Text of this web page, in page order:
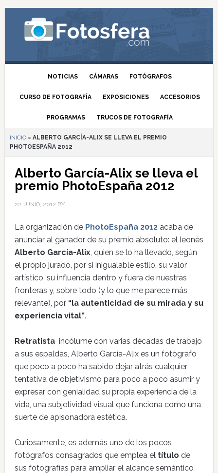
NOTICIAS CÁMARAS FOTÓGRAFOS
CURSO DE FOTOGRAFÍA EXPOSICIONES ACCESORIOS
PROGRAMAS TRUCOS DE FOTOGRAFÍA
INICIO» ALBERTO GARCÍA-ALIX SE LLEVA EL PREMIO
PHOTOESPAÑA 2012
Alberto García-Alix se lleva el
premio PhotoEspaña 2012
22 JUNIO, 2012 BY
La organización de PhotoEspaña 2012acaba de
anunciar al ganador de su premio absoluto: el leonés
Alberto García-Alix, quien se lo ha llevado, según
el propio jurado, por si inigualable estilo, su valor
artístico, su influencia dentro y fuera de nuestras
fronteras y, sobre todo (y lo que me parece más
relevante), por “la autenticidad de su mirada y su
experiencia vital”.
Retratistaincólume con varias décadas de trabajo
a sus espaldas, Alberto García-Alix es un fotógrafo
que poco a poco ha sabido dejar atrás cualquier
tentativa de objetivismo para poco a poco asumir y
expresar con genialidad su propia experiencia de la
vida, una subjetividad visual que funciona como una
suerte de apisonadora estética.
Curiosamente, es además uno de los pocos
fotógrafos consagrados que emplea el título de
sus fotografías para ampliar el alcance semántico